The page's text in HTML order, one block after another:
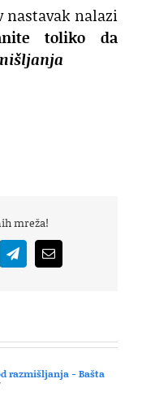
nastavak nalazi
toliko da
mreža!
TelegramEmail
razmišljanja - Bašta